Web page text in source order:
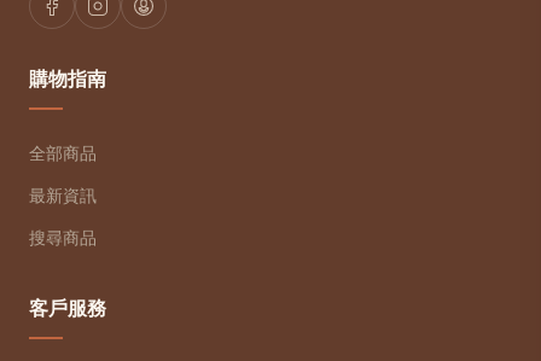
購物指南
全部商品
最新資訊
搜尋商品
客戶服務